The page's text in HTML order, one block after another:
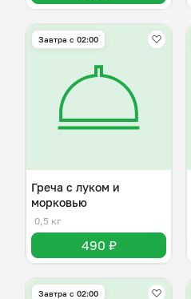
Завтра c 02:00
Греча с луком и
морковью
0,5 кг
490 ₽
Завтра c 02:00